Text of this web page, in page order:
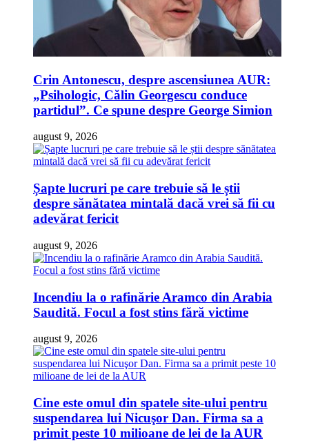
Crin Antonescu, despre ascensiunea AUR:
„Psihologic, Călin Georgescu conduce
partidul”. Ce spune despre George Simion
august 9, 2026
Șapte lucruri pe care trebuie să le știi
despre sănătatea mintală dacă vrei să fii cu
adevărat fericit
august 9, 2026
Incendiu la o rafinărie Aramco din Arabia
Saudită. Focul a fost stins fără victime
august 9, 2026
Cine este omul din spatele site-ului pentru
suspendarea lui Nicuşor Dan. Firma sa a
primit peste 10 milioane de lei de la AUR